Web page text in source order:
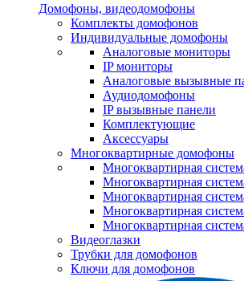
Домофоны, видеодомофоны
Комплекты домофонов
Индивидуальные домофоны
Аналоговые мониторы
IP мониторы
Аналоговые вызывные
Аудиодомофоны
IP вызывные панели
Комплектующие
Аксессуары
Многоквартирные домофоны
Многоквартирная
Многоквартирная
Многоквартирная
Многоквартирная
Многоквартирная
Видеоглазки
Трубки для домофонов
Ключи для домофонов